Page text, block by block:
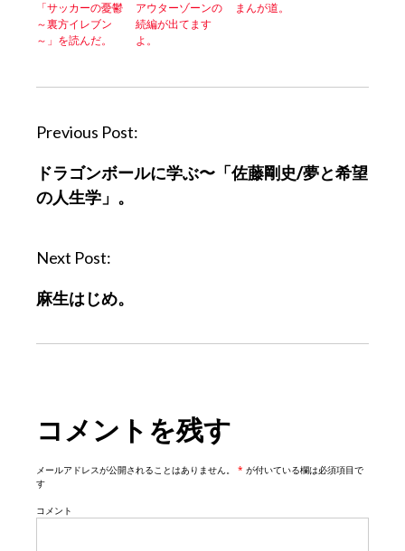
「サッカーの憂鬱
～裏方イレブン
～」を読んだ。
アウターゾーンの
続編が出てます
よ。
まんが道。
P
s
t
a
i
o
Previous Post:
ドラゴンボールに学ぶ〜「佐藤剛史/夢と希望
の人生学」。
Next Post:
麻生はじめ。
コメントを残す
メールアドレスが公開されることはありません。 * が付いている欄は必須項目で
す
コメント